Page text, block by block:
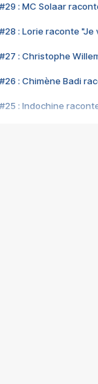
#29 : MC Solaar
#28 : Lorie raconte "Je
#27 : Christophe
#26 : Chimène Badi
#25 : Indochine